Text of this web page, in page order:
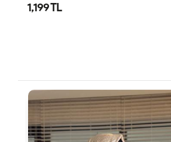
1,199 TL